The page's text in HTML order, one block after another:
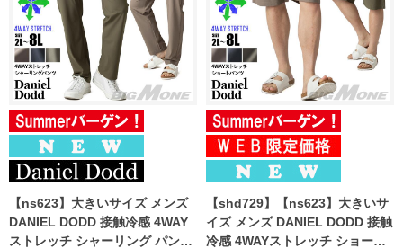
【ns623】大きいサイズ メンズ
DANIEL DODD 接触冷感 4WAY
ストレッチ シャーリング パンツ
【shd729】【ns623】大きいサ
イズ メンズ DANIEL DODD 接触
冷感 4WAYストレッチ ショーツ